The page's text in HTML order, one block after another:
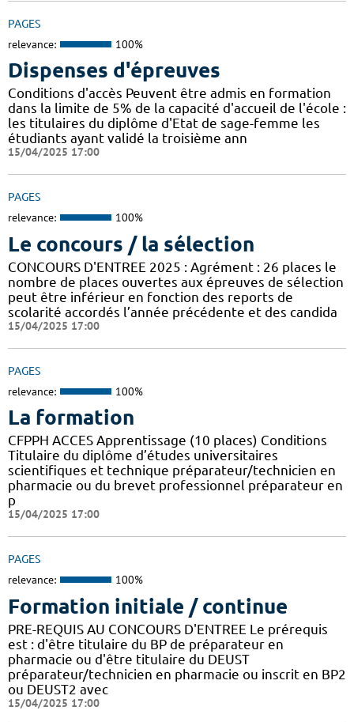
PAGES
relevance: 100%
Dispenses d'épreuves
Conditions d'accès Peuvent être admis en formation
dans la limite de 5% de la capacité d'accueil de l'école :
les titulaires du diplôme d'Etat de sage-femme les
étudiants ayant validé la troisième ann
15/04/2025 17:00
PAGES
relevance: 100%
Le concours / la sélection
CONCOURS D'ENTREE 2025 : Agrément : 26 places le
nombre de places ouvertes aux épreuves de sélection
peut être inférieur en fonction des reports de
scolarité accordés l’année précédente et des candida
15/04/2025 17:00
PAGES
relevance: 100%
La formation
CFPPH ACCES Apprentissage (10 places) Conditions
Titulaire du diplôme d’études universitaires
scientifiques et technique préparateur/technicien en
pharmacie ou du brevet professionnel préparateur en
p
15/04/2025 17:00
PAGES
relevance: 100%
Formation initiale / continue
PRE-REQUIS AU CONCOURS D'ENTREE Le prérequis
est : d'être titulaire du BP de préparateur en
pharmacie ou d'être titulaire du DEUST
préparateur/technicien en pharmacie ou inscrit en BP2
ou DEUST2 avec
15/04/2025 17:00